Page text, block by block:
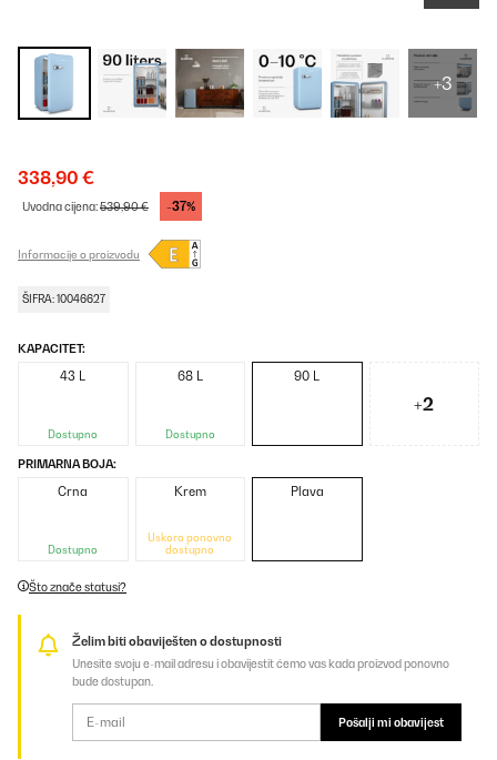
+3
338,90 €
Uvodna cijena:539,90 € -37%
Informacije o proizvodu
ŠIFRA: 10046627
KAPACITET:
43 L
Dostupno
68 L
Dostupno
90 L
+2
PRIMARNA BOJA:
Crna
Dostupno
Krem
Uskoro ponovno
dostupno
Plava
Što znače statusi?
Želim biti obaviješten o dostupnosti
Unesite svoju e-mail adresu i obavijestit ćemo vas kada proizvod ponovno
bude dostupan.
Pošalji mi obavijest